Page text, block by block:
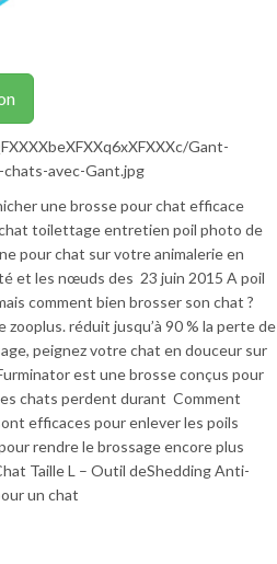
Gant-
avec-Gant.jpg
une brosse pour chat efficace
toilettage entretien poil photo de
pour chat sur votre animalerie en
et les nœuds des 23 juin 2015 A poil
comment bien brosser son chat ?
réduit jusqu’à 90 % la perte de
peignez votre chat en douceur sur
est une brosse conçus pour
chats perdent durant Comment
efficaces pour enlever les poils
rendre le brossage encore plus
Taille L – Outil deShedding Anti-
un chat